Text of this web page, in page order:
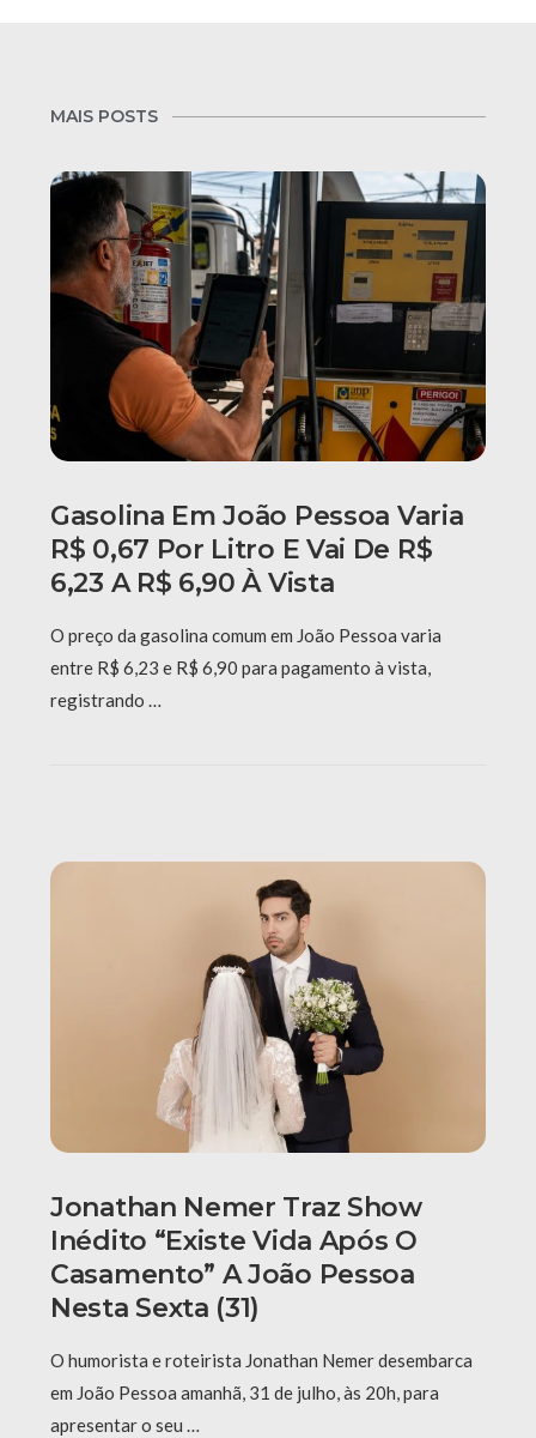
MAIS POSTS
Gasolina Em João Pessoa Varia
R$ 0,67 Por Litro E Vai De R$
6,23 A R$ 6,90 À Vista
O preço da gasolina comum em João Pessoa varia
entre R$ 6,23 e R$ 6,90 para pagamento à vista,
registrando …
Jonathan Nemer Traz Show
Inédito “Existe Vida Após O
Casamento” A João Pessoa
Nesta Sexta (31)
O humorista e roteirista Jonathan Nemer desembarca
em João Pessoa amanhã, 31 de julho, às 20h, para
apresentar o seu …